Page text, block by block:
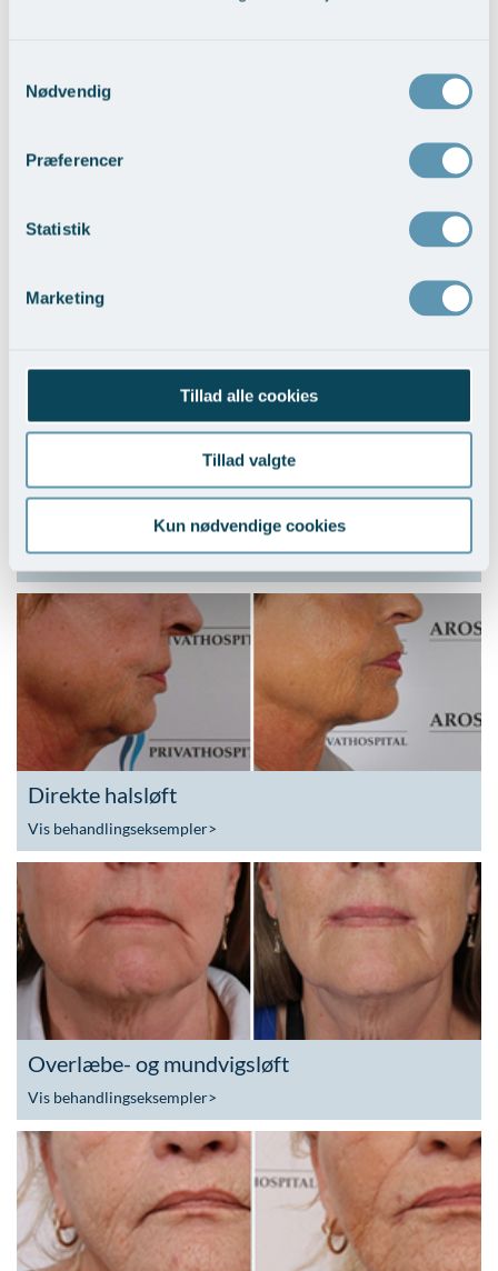
Nødvendig
Præferencer
Statistik
Marketing
Tillad alle cookies
Tillad valgte
Kun nødvendige cookies
Vis behandlingseksempler
Indirekte halsløft
Vis behandlingseksempler>
Direkte halsløft
Vis behandlingseksempler>
Overlæbe- og mundvigsløft
Vis behandlingseksempler>